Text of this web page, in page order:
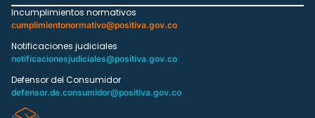
Incumplimientos normativos
cumplimientonormativo@positiva.gov.co
Notificaciones judiciales
notificacionesjudiciales@positiva.gov.co
Defensor del Consumidor
defensor.de.consumidor@positiva.gov.co